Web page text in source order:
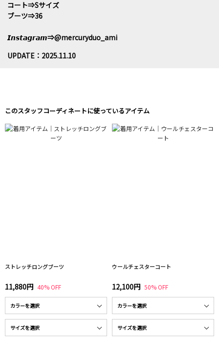
コート⇒Sサイズ
ブーツ⇒36
𝙄𝙣𝙨𝙩𝙖𝙜𝙧𝙖𝙢⇒@mercuryduo_ami
UPDATE：2025.11.10
このスタッフコーディネートに使っているアイテム
ストレッチロングブーツ
11,880円 40% OFF
ウールチェスターコート
12,100円 50% OFF